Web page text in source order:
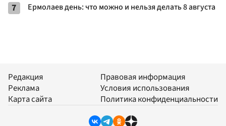
7 Ермолаев день: что можно и нельзя делать 8 августа
Редакция
Реклама
Карта сайта
Правовая информация
Условия использования
Политика конфиденциальности